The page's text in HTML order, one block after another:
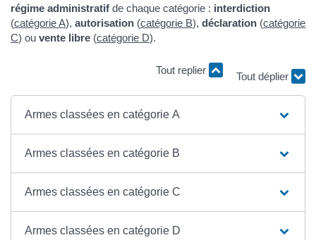
régime administratif de chaque catégorie : interdiction
(catégorie A), autorisation (catégorie B), déclaration (catégorie
C) ou vente libre (catégorie D).
Tout replier
Tout déplier
Armes classées en catégorie A
Armes classées en catégorie B
Armes classées en catégorie C
Armes classées en catégorie D